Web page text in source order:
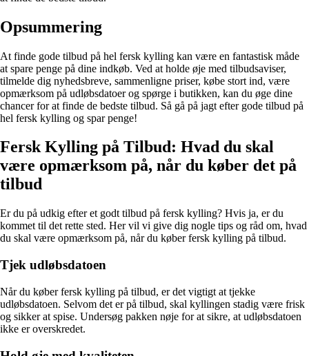
Opsummering
At finde gode tilbud på hel fersk kylling kan være en fantastisk måde
at spare penge på dine indkøb. Ved at holde øje med tilbudsaviser,
tilmelde dig nyhedsbreve, sammenligne priser, købe stort ind, være
opmærksom på udløbsdatoer og spørge i butikken, kan du øge dine
chancer for at finde de bedste tilbud. Så gå på jagt efter gode tilbud på
hel fersk kylling og spar penge!
Fersk Kylling på Tilbud: Hvad du skal
være opmærksom på, når du køber det på
tilbud
Er du på udkig efter et godt tilbud på fersk kylling? Hvis ja, er du
kommet til det rette sted. Her vil vi give dig nogle tips og råd om, hvad
du skal være opmærksom på, når du køber fersk kylling på tilbud.
Tjek udløbsdatoen
Når du køber fersk kylling på tilbud, er det vigtigt at tjekke
udløbsdatoen. Selvom det er på tilbud, skal kyllingen stadig være frisk
og sikker at spise. Undersøg pakken nøje for at sikre, at udløbsdatoen
ikke er overskredet.